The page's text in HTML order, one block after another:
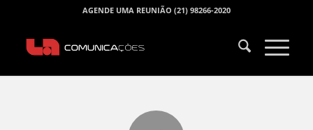
AGENDE UMA REUNIÃO (21) 98266-2020